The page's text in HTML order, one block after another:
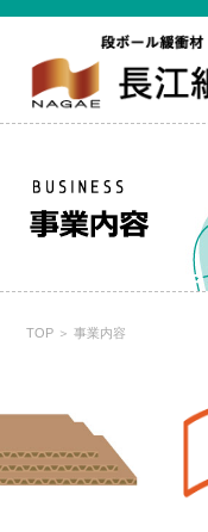
TOP ＞ 事業内容